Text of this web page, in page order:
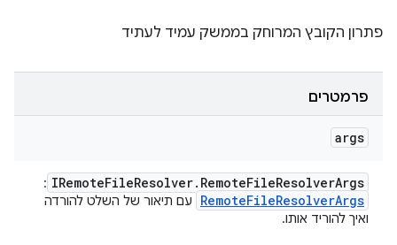
פתרון הקובץ המרוחק בממשק עמיד לעתיד
פרמטרים
args
IRemoteFileResolver. RemoteFileResolverArgs
:
RemoteFileResolverArgs
עם תיאור של השלט להורדה
ואיך להוריד אותו.